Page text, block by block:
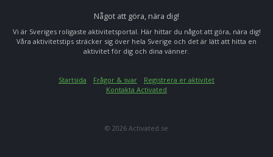
Något att göra, nära dig!
Vi är Sveriges roligaste aktivitetsportal. Här hittar du något att göra, nära dig!
Våra aktivitetstips sträcker sig över hela Sverige och det är lätt att hitta en
aktivitet för dig och dina vänner.
Startsida Frågor & svar
Registrera er aktivitet
Kontakta Activated
© 2026 Activated.se